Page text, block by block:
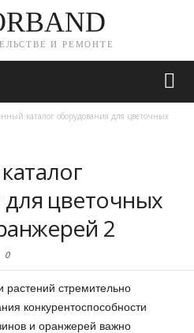
И РЕМОНТЕ
каталог оборудования для цветочных
цветочных
2
0
стремительно
конкурентоспособности
и оранжерей важно